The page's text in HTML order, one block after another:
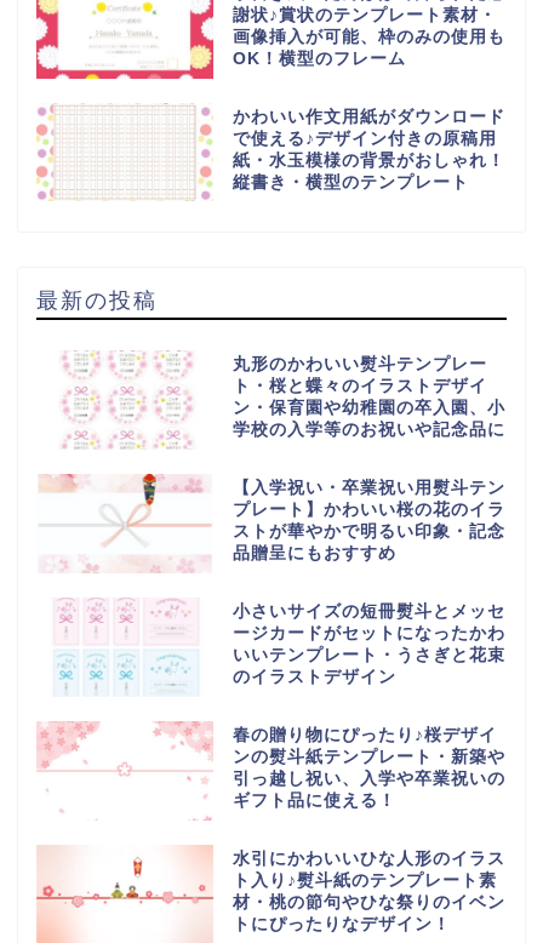
謝状♪賞状のテンプレート素材・
画像挿入が可能、枠のみの使用も
OK！横型のフレーム
かわいい作文用紙がダウンロード
で使える♪デザイン付きの原稿用
紙・水玉模様の背景がおしゃれ！
縦書き・横型のテンプレート
最新の投稿
丸形のかわいい熨斗テンプレー
ト・桜と蝶々のイラストデザイ
ン・保育園や幼稚園の卒入園、小
学校の入学等のお祝いや記念品に
【入学祝い・卒業祝い用熨斗テン
プレート】かわいい桜の花のイラ
ストが華やかで明るい印象・記念
品贈呈にもおすすめ
小さいサイズの短冊熨斗とメッセ
ージカードがセットになったかわ
いいテンプレート・うさぎと花束
のイラストデザイン
春の贈り物にぴったり♪桜デザイ
ンの熨斗紙テンプレート・新築や
引っ越し祝い、入学や卒業祝いの
ギフト品に使える！
水引にかわいいひな人形のイラス
ト入り♪熨斗紙のテンプレート素
材・桃の節句やひな祭りのイベン
トにぴったりなデザイン！